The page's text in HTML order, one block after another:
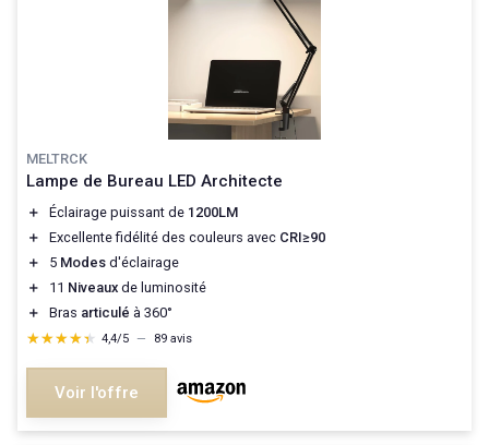
MELTRCK
Lampe de Bureau LED Architecte
＋ Éclairage puissant de 1200LM
＋
Excellente fidélité des couleurs avec CRI≥90
＋
5 Modes d'éclairage
＋
11 Niveaux de luminosité
＋
Bras articulé à 360°
★★★★★
★★★★★ 4,4/5 — 89 avis
Voir l'offre